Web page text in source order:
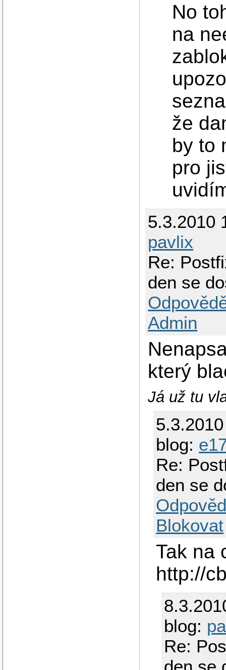
No
na
že
by to
pro
5.3.2010
pavlix
Re:
den se
Admin
který
Já už tu
blog:
Re:
den se
Blokovat
Tak na
http://
blog:
Re: